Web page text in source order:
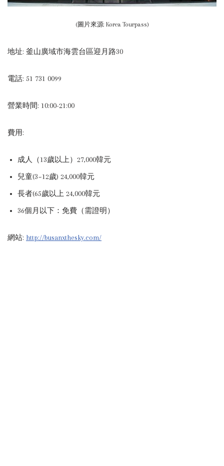
(圖片來源: Korea Tourpass)
地址: 釜山廣域市海雲台區迎月路30
電話: 51 731 0099
營業時間: 10:00-21:00
費用:
成人（13歲以上）27,000韓元
兒童(3~12歲) 24,000韓元
長者(65歲以上 24,000韓元
36個月以下：免費（需證明）
網站: http://busanxthesky.com/